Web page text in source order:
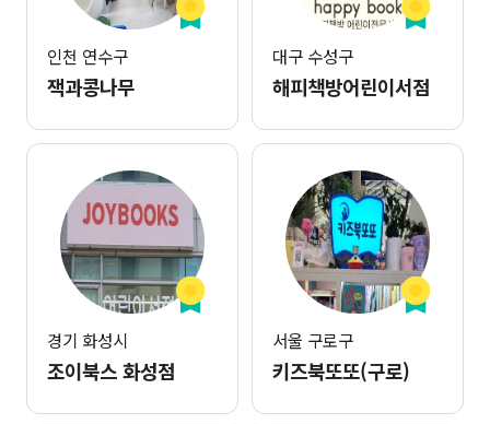
인천 연수구
잭과콩나무
대구 수성구
해피책방어린이서점
경기 화성시
조이북스 화성점
서울 구로구
키즈북또또(구로)